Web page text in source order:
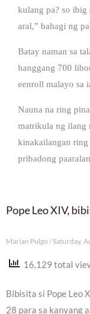
kulang pa? so ibig
aral,” bahagi ng
Batay naman sa
hanggang 700
eenroll malayo sa
Nauna na ring
matrikula ng ilang
kinakailangan ring
pribadong
Pope Leo XIV,
Marian Pulgo Saturday,
16,129 total
Bibisita si Pope Leo
28 para sa kanyang